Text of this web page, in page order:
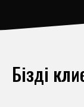
Біздің